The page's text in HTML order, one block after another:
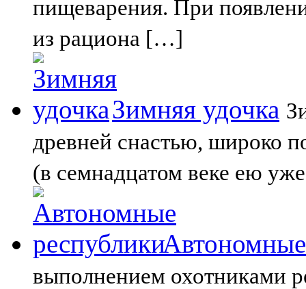
пищеварения. При
из рациона […]
Зимняя удочка
древней снастью, широко
(в семнадцатом веке ею
выполнением охотниками